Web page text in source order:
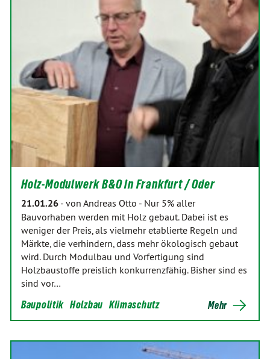
Holz-Modulwerk B&O in Frankfurt / Oder
21.01.26 - von Andreas Otto - Nur 5% aller
Bauvorhaben werden mit Holz gebaut. Dabei ist es
weniger der Preis, als vielmehr etablierte Regeln und
Märkte, die verhindern, dass mehr ökologisch gebaut
wird. Durch Modulbau und Vorfertigung sind
Holzbaustoffe preislich konkurrenzfähig. Bisher sind es
sind vor…
Baupolitik Holzbau Klimaschutz Mehr